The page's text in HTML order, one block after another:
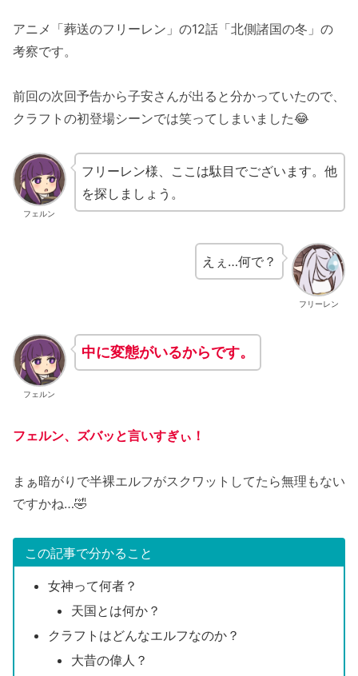
アニメ「葬送のフリーレン」の12話「北側諸国の冬」の
考察です。
前回の次回予告から子安さんが出ると分かっていたので、
クラフトの初登場シーンでは笑ってしまいました😂
フェルン
フリーレン様、ここは駄目でございます。他
を探しましょう。
フリーレン
えぇ…何で？
フェルン
中に変態がいるからです。
フェルン、ズバッと言いすぎぃ！
まぁ暗がりで半裸エルフがスクワットしてたら無理もない
ですかね…🤣
この記事で分かること
女神って何者？
天国とは何か？
クラフトはどんなエルフなのか？
大昔の偉人？